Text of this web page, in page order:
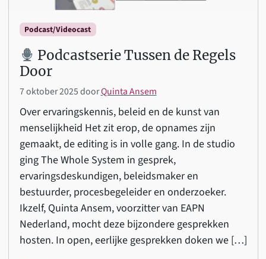
Podcast/Videocast
Podcastserie Tussen de Regels
Door
7 oktober 2025doorQuinta Ansem
Over ervaringskennis, beleid en de kunst van
menselijkheid Het zit erop, de opnames zijn
gemaakt, de editing is in volle gang. In de studio
ging The Whole System in gesprek,
ervaringsdeskundigen, beleidsmaker en
bestuurder, procesbegeleider en onderzoeker.
Ikzelf, Quinta Ansem, voorzitter van EAPN
Nederland, mocht deze bijzondere gesprekken
hosten. In open, eerlijke gesprekken doken we […]